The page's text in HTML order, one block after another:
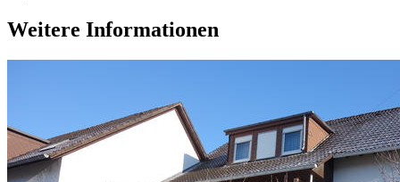
Weitere Informationen